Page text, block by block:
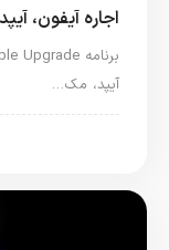
اجاره آیفون،
آیپد، مک…